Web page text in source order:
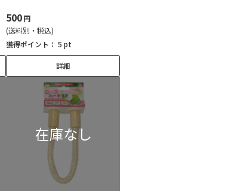
500円
(送料別・税込)
獲得ポイント： 5 pt
詳細